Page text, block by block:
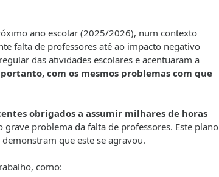
ano escolar (2025/2026), num contexto
falta de professores até ao impacto negativo
das atividades escolares e acentuaram a
com os mesmos problemas com que
obrigados a assumir milhares de horas
problema da falta de professores. Este plano
que este se agravou.
como: